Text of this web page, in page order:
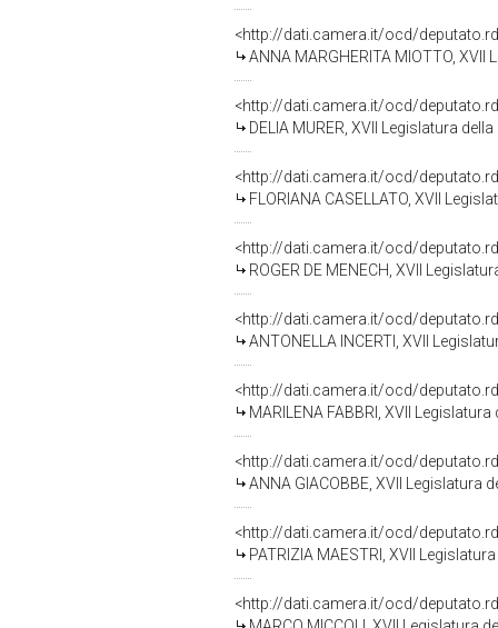
<http://dati.camera.it/ocd/
ANNA MARGHERITA MIOTTO,
<http://dati.camera.it/ocd/
DELIA MURER, XVII Legislatura
<http://dati.camera.it/ocd/
FLORIANA CASELLATO, XVII
<http://dati.camera.it/ocd/
ROGER DE MENECH, XVII
<http://dati.camera.it/ocd/
ANTONELLA INCERTI, XVII
<http://dati.camera.it/ocd/
MARILENA FABBRI, XVII
<http://dati.camera.it/ocd/
ANNA GIACOBBE, XVII Legislatura
<http://dati.camera.it/ocd/
PATRIZIA MAESTRI, XVII
<http://dati.camera.it/ocd/